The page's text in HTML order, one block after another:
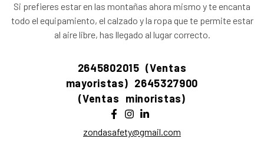
Si prefieres estar en las montañas ahora mismo y te encanta
todo el equipamiento, el calzado y la ropa que te permite estar
al aire libre, has llegado al lugar correcto.
2645802015 (Ventas
mayoristas) 2645327900
(Ventas minoristas)
zondasafety@gmail.com